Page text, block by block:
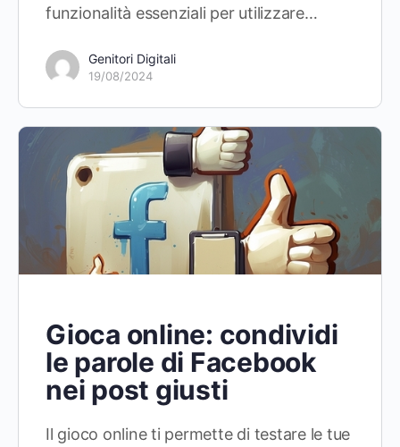
funzionalità essenziali per utilizzare…
Genitori Digitali
19/08/2024
Gioca online: condividi
le parole di Facebook
nei post giusti
Il gioco online ti permette di testare le tue